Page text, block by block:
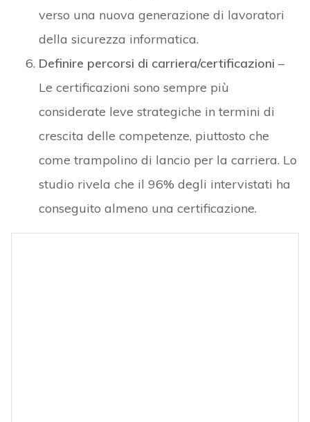
verso una nuova generazione di lavoratori
della sicurezza informatica.
Definire percorsi di carriera/certificazioni –
Le certificazioni sono sempre più
considerate leve strategiche in termini di
crescita delle competenze, piuttosto che
come trampolino di lancio per la carriera. Lo
studio rivela che il 96% degli intervistati ha
conseguito almeno una certificazione.